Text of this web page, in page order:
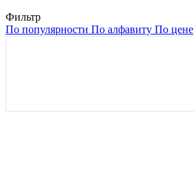
Фильтр
По популярности По алфавиту По цене